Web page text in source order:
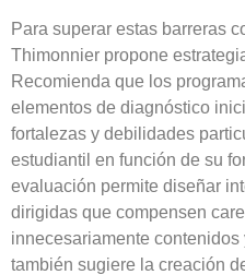
Para superar estas barreras
Thimonnier propone
Recomienda que los
elementos de diagnóstico
fortalezas y debilidades
estudiantil en función de su
evaluación permite diseñar
dirigidas que compensen
innecesariamente
también sugiere la creación